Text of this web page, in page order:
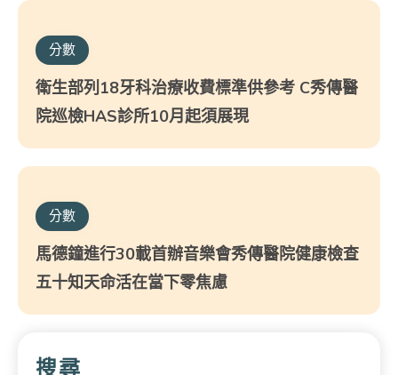
分數
衛生部列18牙科治療收費標準供參考 C秀傳醫
院巡檢HAS診所10月起須展現
分數
馬德鐘進行30載首辦音樂會秀傳醫院健康檢查
五十知天命活在當下零焦慮
搜尋